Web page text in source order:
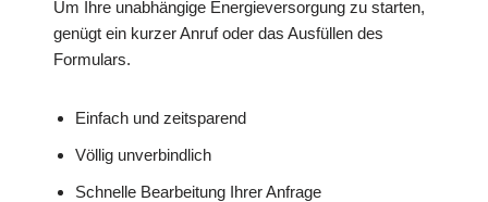
Um Ihre unabhängige Energieversorgung zu starten,
genügt ein kurzer Anruf oder das Ausfüllen des
Formulars.
Einfach und zeitsparend
Völlig unverbindlich
Schnelle Bearbeitung Ihrer Anfrage